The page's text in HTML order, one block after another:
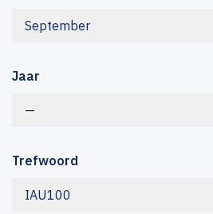
September
Jaar
—
Trefwoord
IAU100